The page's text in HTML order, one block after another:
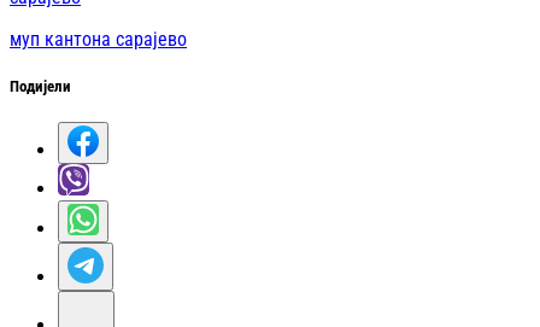
муп кантона сарајево
Подијели